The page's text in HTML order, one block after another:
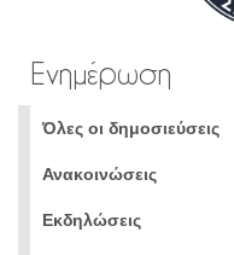
Ενημέρωση
Όλες οι δημοσιεύσεις
Ανακοινώσεις
Εκδηλώσεις